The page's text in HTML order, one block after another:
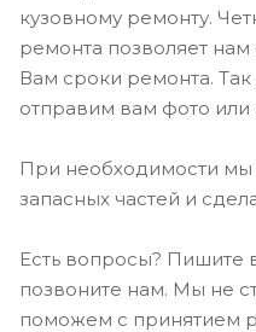
кузовному ремонту.
ремонта позволяет
Вам сроки ремонта.
отправим вам фото или
При необходимости
запасных частей и
Есть вопросы? Пишите
позвоните нам. Мы не
поможем с принятием